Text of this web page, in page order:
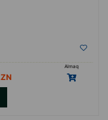
Almaq